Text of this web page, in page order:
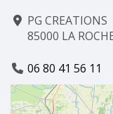
PG CREATIONS
85000 LA
06 80 41 56 11